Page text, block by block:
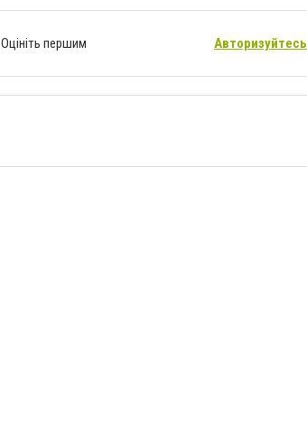
Оцініть першим Авторизуйтесь